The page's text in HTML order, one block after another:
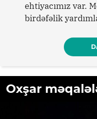
ehtiyacımız var.
birdəfəlik
Oxşar